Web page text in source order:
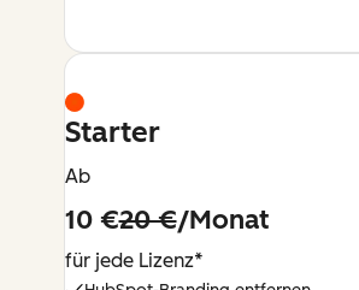
Starter
Ab
10 €20 €/Monat
für jede Lizenz*